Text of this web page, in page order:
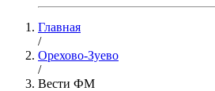
Главная
/
Орехово-Зуево
/
Вести ФМ